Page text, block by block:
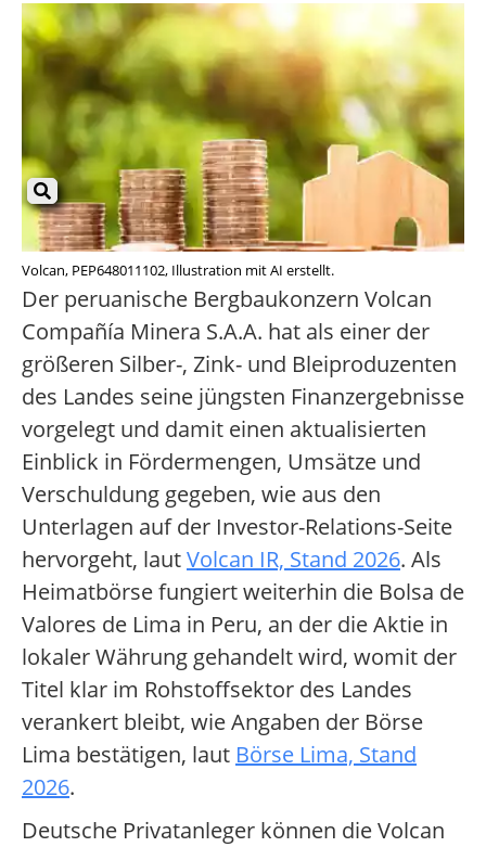
Volcan, PEP648011102, Illustration mit AI erstellt.
Der peruanische Bergbaukonzern Volcan
Compañía Minera S.A.A. hat als einer der
größeren Silber-, Zink- und Bleiproduzenten
des Landes seine jüngsten Finanzergebnisse
vorgelegt und damit einen aktualisierten
Einblick in Fördermengen, Umsätze und
Verschuldung gegeben, wie aus den
Unterlagen auf der Investor-Relations-Seite
hervorgeht, lautVolcan IR, Stand 2026. Als
Heimatbörse fungiert weiterhin die Bolsa de
Valores de Lima in Peru, an der die Aktie in
lokaler Währung gehandelt wird, womit der
Titel klar im Rohstoffsektor des Landes
verankert bleibt, wie Angaben der Börse
Lima bestätigen, laut Börse Lima, Stand
2026.
Deutsche Privatanleger können die Volcan